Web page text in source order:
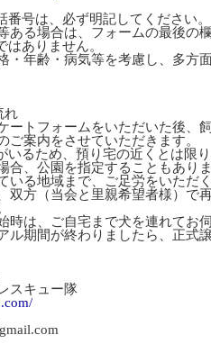
は、必ず明記してください。
場合は、フォームの最後の欄
ありません。
齢・病気等を考慮し、多方面
れ
ートフォームをいただいた後、
ご案内をさせていただきます。
いるため、預り宅の近くとは限
合、公園を指定することもあり
いる地域まで、ご足労をいただ
双方（当会と里親希望者様）で
時は、ご自宅まで犬を連れてお
ル期間が終わりましたら、正式
スキュー隊